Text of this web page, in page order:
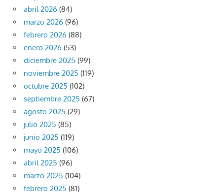
abril 2026 (84)
marzo 2026 (96)
febrero 2026 (88)
enero 2026 (53)
diciembre 2025 (99)
noviembre 2025 (119)
octubre 2025 (102)
septiembre 2025 (67)
agosto 2025 (29)
julio 2025 (85)
junio 2025 (119)
mayo 2025 (106)
abril 2025 (96)
marzo 2025 (104)
febrero 2025 (81)